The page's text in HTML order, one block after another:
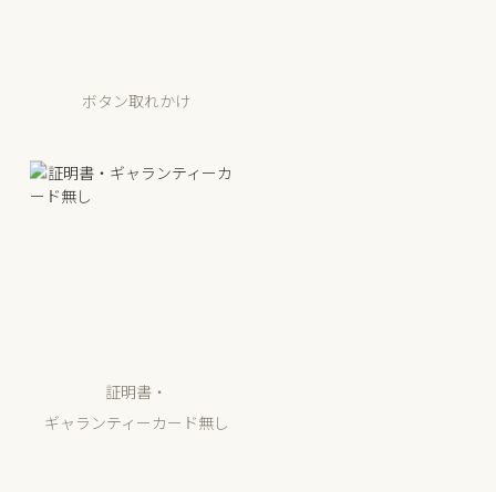
ボタン取れかけ
証明書・
ギャランティーカード無し